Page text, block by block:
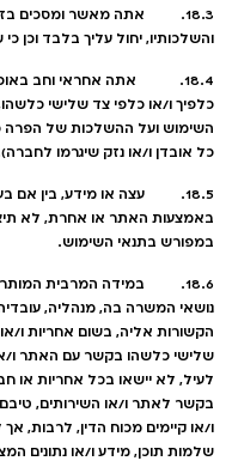
18.3. אתה מאשר ומסכים
והשלכותיו, יחול עליך בלבד וכן
18.4. אתה אחראי וחב
כלפיך ו/או כלפי צד שלישי
השימוש ועל ההשלכות של הפרה
כל אובדן ו/או נזק שיגרמו
18.5. עצה או מידע, בין אם
באמצעות האתר או אחרת, לא
במפורש בתנאי השימוש.
18.6. במידה המרבית
נושאי המשרה בה, מנהליה,
הקשורות אליה, בשום אחריות ו/
שלישי כלשהו בקשר עם האתר ו/
לעיל, לא יישאו בכל אחריות או
בקשר לאתר ו/או השירותים,
ו/או קיימים מכוח הדין, לרבות,
שלמות תוכן, מידע ו/או נתונים